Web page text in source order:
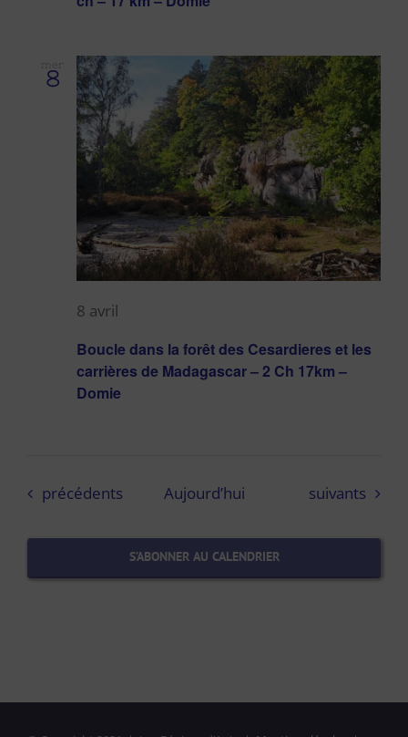
mer
8
Boucle dans la forêt des Cesardieres et les
carrières de Madagascar – 2 Ch 17km –
Domie
8 avril
Évènements
précédents Aujourd’hui Évènements
suivants
S’ABONNER AU CALENDRIER